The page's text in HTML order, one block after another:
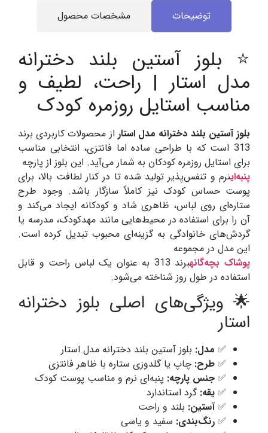
توضیحات مشخصات محصول
⭐ بلوز آستین بلند دخترانه
مدل استار | راحت، لطیف و
مناسب استایل روزمره کودک
بلوز آستین بلند دخترانه مدل استار از محصولات کاربردی برند
313 است که با طراحی ساده اما فانتزی، انتخابی مناسب
برای استایل روزمره کودکان به شمار می‌آید. این بلوز از پارچه
پنبه‌اینرم و تنفس‌پذیر تولید شده تا در کنار لطافت بالا، برای
پوست حساس کودک نیز کاملاً سازگار باشد. وجود طرح
ستاره‌ای روی لباس، ظاهری شاد و کودکانه ایجاد می‌کند و
آن را برای استفاده در محیط‌هایی مانند مهدکودک، مدرسه یا
گردش‌های خانوادگی به گزینه‌ای محبوب تبدیل کرده است.
این مدل در مجموعه
پوشاک بچه‌گانه
برند 313 به عنوان یک لباس راحت و قابل
استفاده در طول روز شناخته می‌شود.
🌟 ویژگی‌های اصلی بلوز دخترانه
استار
✅ مدل: بلوز آستین بلند دخترانه مدل استار
✅ طرح: چاپ یا گلدوزی ستاره با ظاهر فانتزی
✅ جنس پارچه: پنبه‌ای نرم و مناسب پوست کودک
✅ یقه: گرد استاندارد
✅آستین: بلند و راحت
✅ رنگ‌بندی: سفید و یاسی